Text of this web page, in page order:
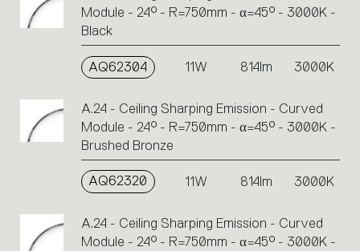
Module - 24° - R=750mm - α=45° - 3000K -
Black
AQ62304 11W 814lm 3000K
A.24 - Ceiling Sharping Emission - Curved
Module - 24° - R=750mm - α=45° - 3000K -
Brushed Bronze
AQ62320 11W 814lm 3000K
A.24 - Ceiling Sharping Emission - Curved
Module - 24° - R=750mm - α=45° - 3000K -